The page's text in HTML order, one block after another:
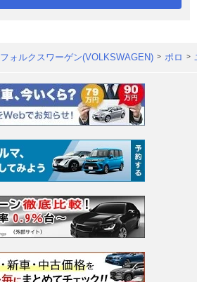
フォルクスワーゲン(VOLKSWAGEN) ポロ